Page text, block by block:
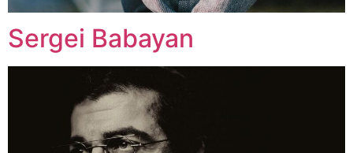
Sergei Babayan